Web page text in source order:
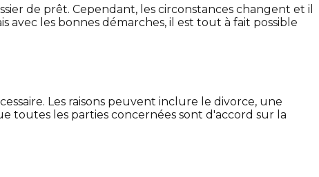
de prêt. Cependant, les circonstances changent et il
les bonnes démarches, il est tout à fait possible
Les raisons peuvent inclure le divorce, une
toutes les parties concernées sont d'accord sur la